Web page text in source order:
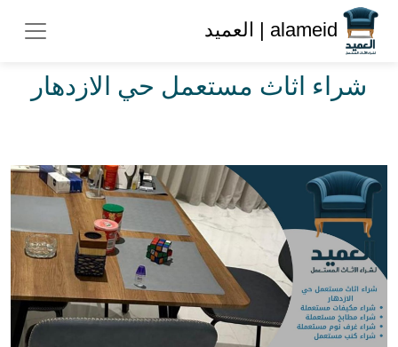
شراء اثاث مستعمل حي الازدهار